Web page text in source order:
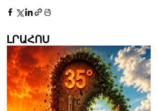
ԼՐԱՀՈՍ